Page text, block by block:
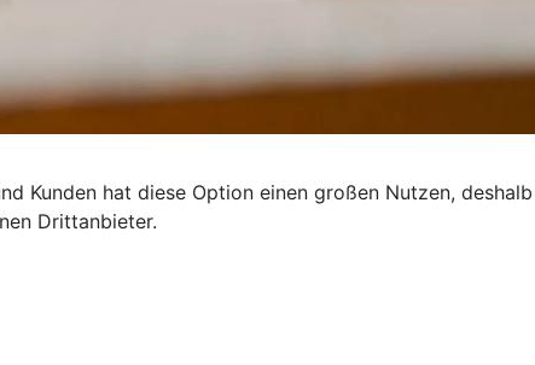
Kunden hat diese Option einen großen Nutzen,
Drittanbieter.